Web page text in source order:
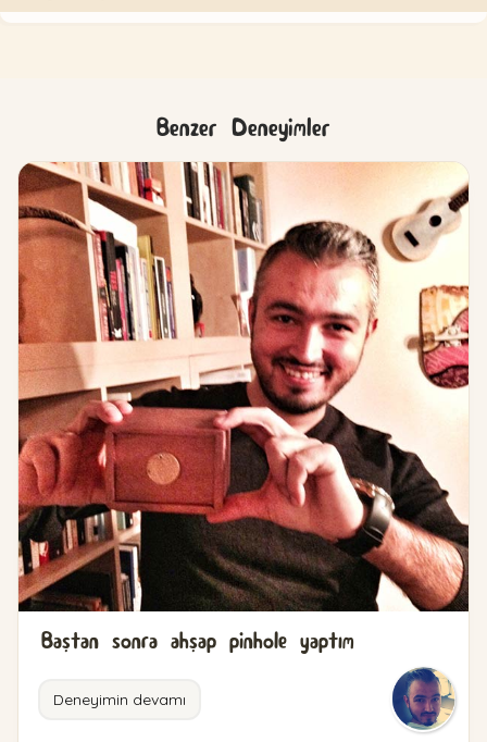
Benzer Deneyimler
Baştan sonra ahşap pinhole yaptım
Deneyimin devamı